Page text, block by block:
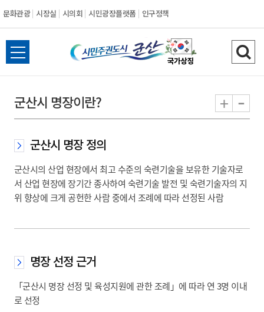
문화관광 시장실 시의회 시민광장플랫폼 인구정책
시
민
도
시
전
체
뉴
열
검
색
기
군산시 명장이란? + -
군산시 명장 정의
군산시의 산업 현장에서 최고 수준의 숙련기술을 보유한 기술자로
서 산업 현장에 장기간 종사하여 숙련기술 발전 및 숙련기술자의 지
위 향상에 크게 공헌한 사람 중에서 조례에 따라 선정된 사람
명장 선정 근거
「군산시 명장 선정 및 육성지원에 관한 조례」에 따라 연 3명 이내
로 선정